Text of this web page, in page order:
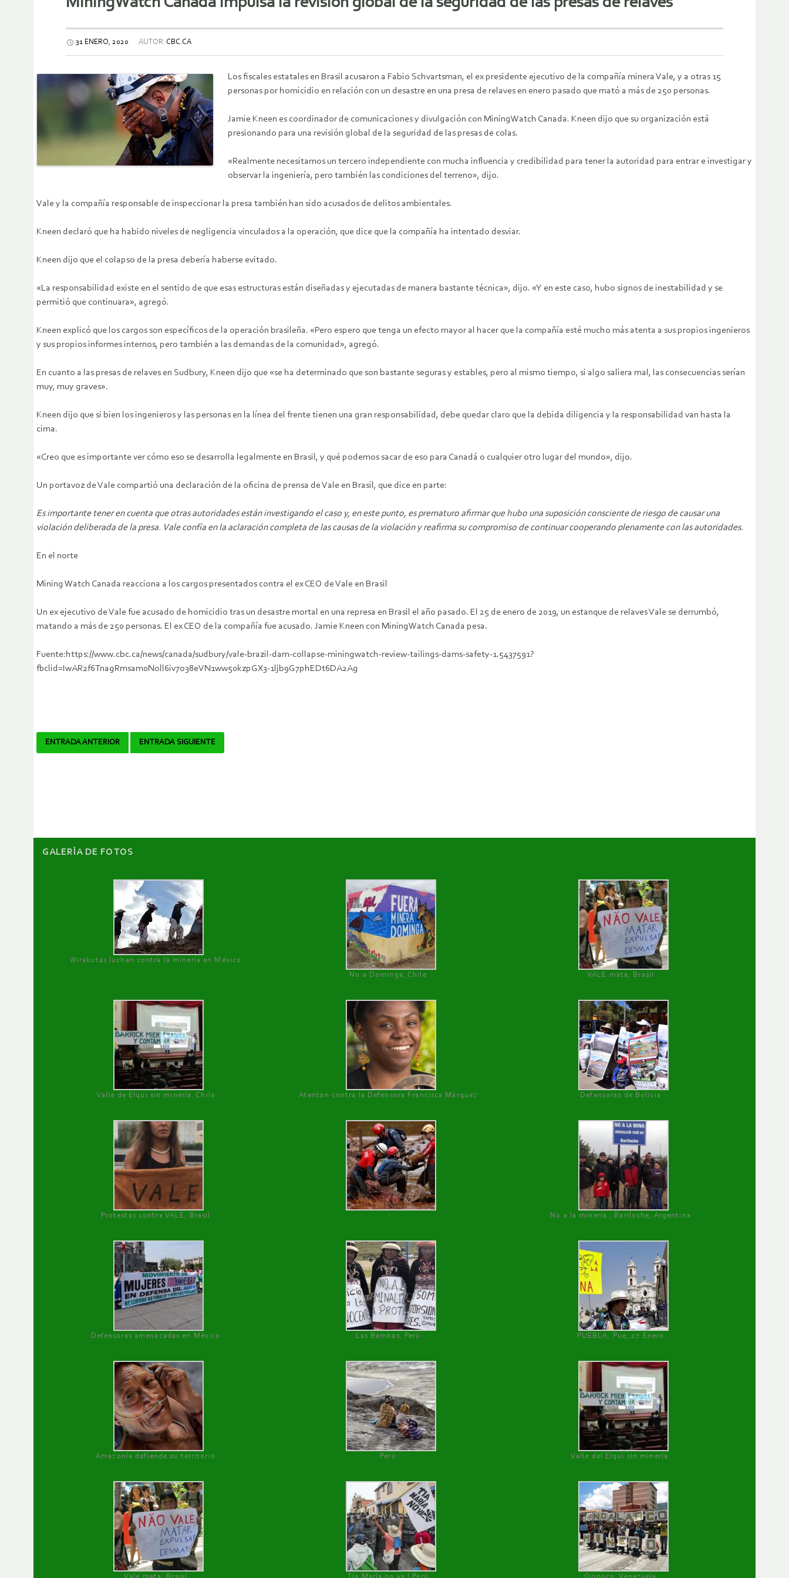
31 ENERO, 2020 AUTOR: CBC.CA
Los fiscales estatales en Brasil acusaron a Fabio Schvartsman, el ex presidente ejecutivo de la compañía minera Vale, y a otras 15
personas por homicidio en relación con un desastre en una presa de relaves en enero pasado que mató a más de 250 personas.
Jamie Kneen es coordinador de comunicaciones y divulgación con MiningWatch Canada. Kneen dijo que su organización está
presionando para una revisión global de la seguridad de las presas de colas.
«Realmente necesitamos un tercero independiente con mucha influencia y credibilidad para tener la autoridad para entrar e investigar y
observar la ingeniería, pero también las condiciones del terreno», dijo.
Vale y la compañía responsable de inspeccionar la presa también han sido acusados ​​de delitos ambientales.
Kneen declaró que ha habido niveles de negligencia vinculados a la operación, que dice que la compañía ha intentado desviar.
Kneen dijo que el colapso de la presa debería haberse evitado.
«La responsabilidad existe en el sentido de que esas estructuras están diseñadas y ejecutadas de manera bastante técnica», dijo. «Y en este caso, hubo signos de inestabilidad y se
permitió que continuara», agregó.
Kneen explicó que los cargos son específicos de la operación brasileña. «Pero espero que tenga un efecto mayor al hacer que la compañía esté mucho más atenta a sus propios ingenieros
y sus propios informes internos, pero también a las demandas de la comunidad», agregó.
En cuanto a las presas de relaves en Sudbury, Kneen dijo que «se ha determinado que son bastante seguras y estables, pero al mismo tiempo, si algo saliera mal, las consecuencias serían
muy, muy graves».
Kneen dijo que si bien los ingenieros y las personas en la línea del frente tienen una gran responsabilidad, debe quedar claro que la debida diligencia y la responsabilidad van hasta la
cima.
«Creo que es importante ver cómo eso se desarrolla legalmente en Brasil, y qué podemos sacar de eso para Canadá o cualquier otro lugar del mundo», dijo.
Un portavoz de Vale compartió una declaración de la oficina de prensa de Vale en Brasil, que dice en parte:
Es importante tener en cuenta que otras autoridades están investigando el caso y, en este punto, es prematuro afirmar que hubo una suposición consciente de riesgo de causar una
violación deliberada de la presa. Vale confía en la aclaración completa de las causas de la violación y reafirma su compromiso de continuar cooperando plenamente con las autoridades.
En el norte
Mining Watch Canada reacciona a los cargos presentados contra el ex CEO de Vale en Brasil
Un ex ejecutivo de Vale fue acusado de homicidio tras un desastre mortal en una represa en Brasil el año pasado. El 25 de enero de 2019, un estanque de relaves Vale se derrumbó,
matando a más de 250 personas. El ex CEO de la compañía fue acusado. Jamie Kneen con MiningWatch Canada pesa.
Fuente:https://www.cbc.ca/news/canada/sudbury/vale-brazil-dam-collapse-miningwatch-review-tailings-dams-safety-1.5437591?
fbclid=IwAR2f6TnagRmsam0Noll6iv7o38eVN1ww50kzpGX3-1ljb9G7phEDt6DA2Ag
Navegador
ENTRADA ANTERIOR ENTRADA SIGUIENTE
GALERÌA DE FOTOS
Wirakutas luchan contra la minería en México
No a Dominga, Chile
VALE mata, Brasil
Valle de Elqui sin minería. Chile Atentan contra la Defensora Francisca Márquez Defensoras de Bolivia
Protestas contra VALE, Brasil No a la minería , Bariloche, Argentina
Defensoras amenazadas en México Las Bambas, Perú PUEBLA, Pue, 27 Enero
Amazonía defiende su territorio Perú Valle del Elqui sin minería.